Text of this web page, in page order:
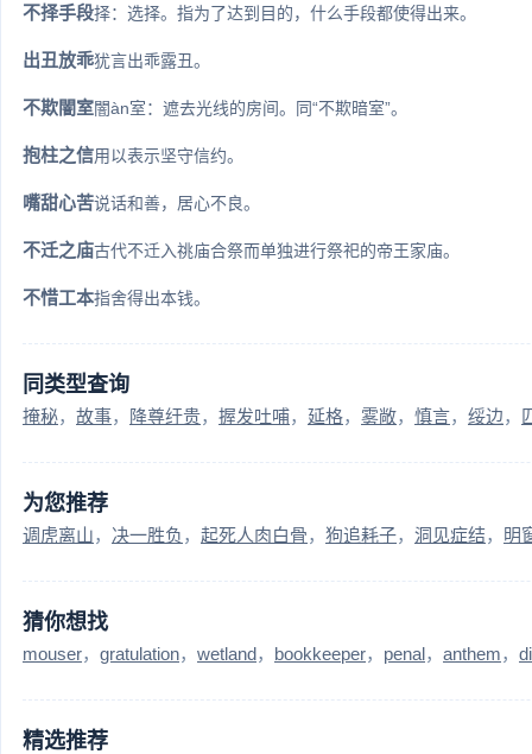
不择手段择：选择。指为了达到目的，什么手段都使得出来。
出丑放乖犹言出乖露丑。
不欺闇室闇àn室：遮去光线的房间。同“不欺暗室”。
抱柱之信用以表示坚守信约。
嘴甜心苦说话和善，居心不良。
不迁之庙古代不迁入祧庙合祭而单独进行祭祀的帝王家庙。
不惜工本指舍得出本钱。
同类型查询
掩秘 故事 降尊纡贵 握发吐哺 延格 雾敞 慎言 绥边
为您推荐
调虎离山 决一胜负 起死人肉白骨 狗追耗子 洞见症结 明
猜你想找
mouser gratulation wetland bookkeeper penal anthem
精选推荐